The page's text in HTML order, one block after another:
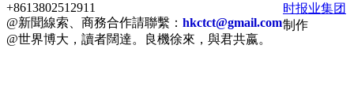
+8613802512911
@新聞線索、商務合作請聯繫： hkctct@gmail.com
@世界博大，讀者闊達。良機徐來，與君共嬴。
时报业集团
制作